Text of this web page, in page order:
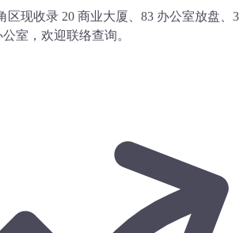
区现收录 20 商业大厦、83 办公室放盘、3
室，欢迎联络查询。